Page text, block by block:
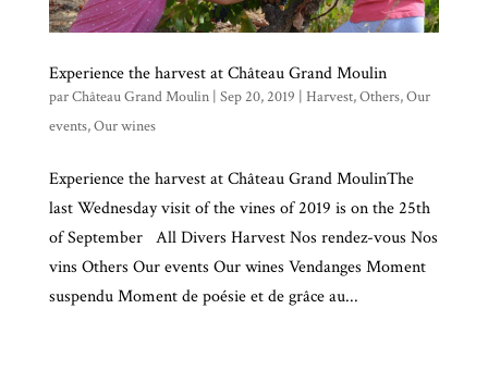
Experience the harvest at Château Grand Moulin
parChâteau Grand Moulin| Sep 20, 2019 | Harvest,Others,Our
events,Our wines
Experience the harvest at Château Grand MoulinThe
last Wednesday visit of the vines of 2019 is on the 25th
of September All Divers Harvest Nos rendez-vous Nos
vins Others Our events Our wines Vendanges Moment
suspendu Moment de poésie et de grâce au...